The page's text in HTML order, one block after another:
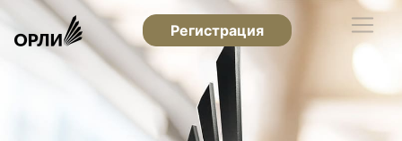
Регистрация